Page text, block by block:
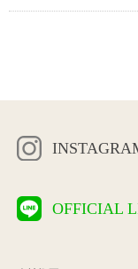
OFFICIAL